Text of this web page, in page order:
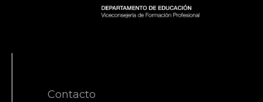
Contacto